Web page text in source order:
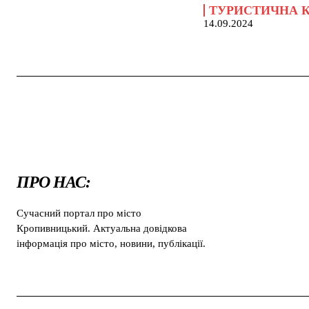
ТУРИСТИЧНА
14.09.2024
ПРО НАС:
Сучасний портал про місто
Кропивницький. Актуальна довідкова
інформація про місто, новини, публікації.